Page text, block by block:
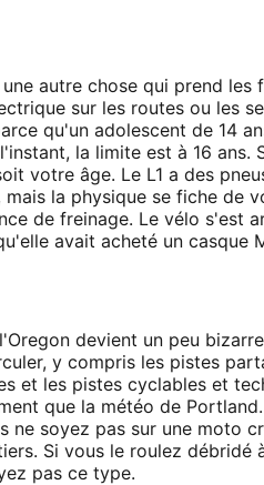
autre chose qui prend
sur les routes ou les
qu'un adolescent de 14
la limite est à 16
votre âge. Le L1 a des
la physique se fiche
de freinage. Le vélo s'est
avait acheté un casque
devient un peu
y compris les pistes
et les pistes cyclables et
que la météo de
soyez pas sur une moto
Si vous le roulez
pas ce type.